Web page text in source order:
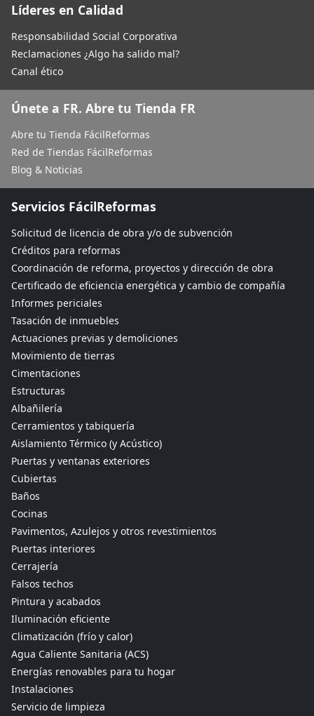
Líderes en Calidad
Responsabilidad Social Corporativa
Reclamaciones ¿Algo ha salido mal?
Canal ético
Únete a FR. Abre tu Tienda FR
Abre tu Tienda FácilReformas
Red de Tiendas FácilReformas
Blog & Noticias
Servicios FácilReformas
Solicitud de licencia de obra y/o de subvención
Créditos para reformas
Coordinación de reforma, proyectos y dirección de obra
Certificado de eficiencia energética y cambio de compañía
Informes periciales
Tasación de inmuebles
Actuaciones previas y demoliciones
Movimiento de tierras
Cimentaciones
Estructuras
Albañilería
Cerramientos y tabiquería
Aislamiento Térmico (y Acústico)
Puertas y ventanas exteriores
Cubiertas
Baños
Cocinas
Pavimentos, Azulejos y otros revestimientos
Puertas interiores
Cerrajería
Falsos techos
Pintura y acabados
Iluminación eficiente
Climatización (frío y calor)
Agua Caliente Sanitaria (ACS)
Energías renovables para tu hogar
Instalaciones
Servicio de limpieza